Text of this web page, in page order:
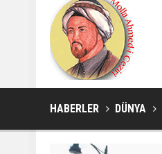
HABERLER DÜNYA